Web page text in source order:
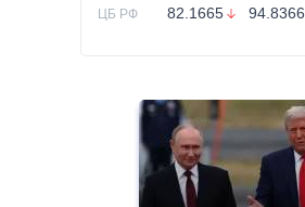
ЦБ РФ 82.1665 94.8366